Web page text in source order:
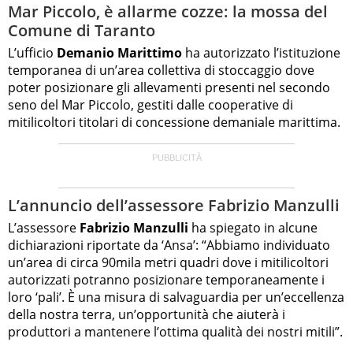
Mar Piccolo, è allarme cozze: la mossa del
Comune di Taranto
L’ufficio Demanio Marittimo ha autorizzato l’istituzione
temporanea di un’area collettiva di stoccaggio dove
poter posizionare gli allevamenti presenti nel secondo
seno del Mar Piccolo, gestiti dalle cooperative di
mitilicoltori titolari di concessione demaniale marittima.
L’annuncio dell’assessore Fabrizio Manzulli
L’assessore Fabrizio Manzulli ha spiegato in alcune
dichiarazioni riportate da ‘Ansa’: “Abbiamo individuato
un’area di circa 90mila metri quadri dove i mitilicoltori
autorizzati potranno posizionare temporaneamente i
loro ‘pali’. È una misura di salvaguardia per un’eccellenza
della nostra terra, un’opportunità che aiuterà i
produttori a mantenere l’ottima qualità dei nostri mitili”.